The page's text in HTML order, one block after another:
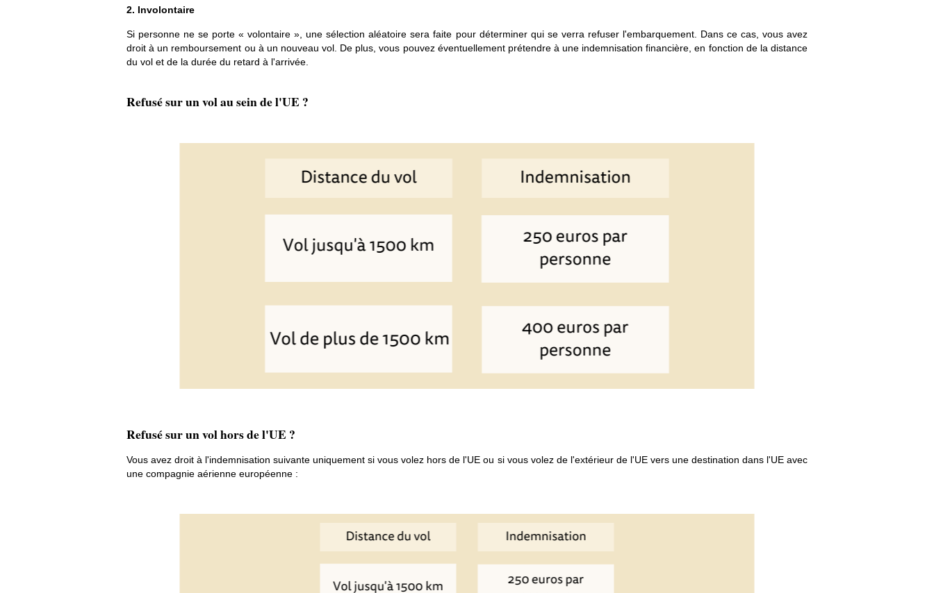
2. Involontaire
Si personne ne se porte « volontaire », une sélection aléatoire sera faite pour déterminer qui se verra refuser l'embarquement. Dans ce cas, vous avez
droit à un remboursement ou à un nouveau vol. De plus, vous pouvez éventuellement prétendre à une indemnisation financière, en fonction de la distance
du vol et de la durée du retard à l'arrivée.
Refusé sur un vol au sein de l'UE ?
Refusé sur un vol hors de l'UE ?
Vous avez droit à l'indemnisation suivante uniquement si vous volez hors de l'UE ou si vous volez de l'extérieur de l'UE vers une destination dans l'UE avec
une compagnie aérienne européenne :